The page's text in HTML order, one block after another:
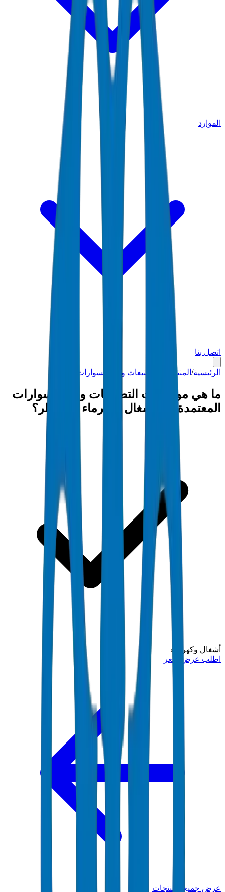
الموارد
اتصل بنا
الرئيسية/ المنتجات التصنيعات والإكسسوارات
ما هي مواصفات التصنيعات والإكسسوارات
المعتمدة من أشغال وكهرماء في قطر؟
أشغال وكهرماء
اطلب عرض سعر
عرض جميع المنتجات